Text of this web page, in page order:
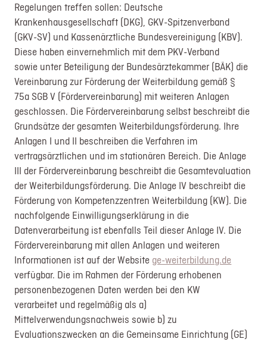
Impressum
Datenschutz
Regelungen treffen sollen: Deutsche
Krankenhausgesellschaft (DKG), GKV-Spitzenverband
(GKV-SV) und Kassenärztliche Bundesvereinigung (KBV).
Diese haben einvernehmlich mit dem PKV-Verband
sowie unter Beteiligung der Bundesärztekammer (BÄK) die
Vereinbarung zur Förderung der Weiterbildung gemäß §
75a SGB V (Fördervereinbarung) mit weiteren Anlagen
geschlossen. Die Fördervereinbarung selbst beschreibt die
Grundsätze der gesamten Weiterbildungsförderung. Ihre
Anlagen I und II beschreiben die Verfahren im
vertragsärztlichen und im stationären Bereich. Die Anlage
III der Fördervereinbarung beschreibt die Gesamtevaluation
der Weiterbildungsförderung. Die Anlage IV beschreibt die
Förderung von Kompetenzzentren Weiterbildung (KW). Die
nachfolgende Einwilligungserklärung in die
Datenverarbeitung ist ebenfalls Teil dieser Anlage IV. Die
Fördervereinbarung mit allen Anlagen und weiteren
Informationen ist auf der Website ge-weiterbildung.de
verfügbar. Die im Rahmen der Förderung erhobenen
personenbezogenen Daten werden bei den KW
verarbeitet und regelmäßig als a)
Mittelverwendungsnachweis sowie b) zu
Evaluationszwecken an die Gemeinsame Einrichtung (GE)